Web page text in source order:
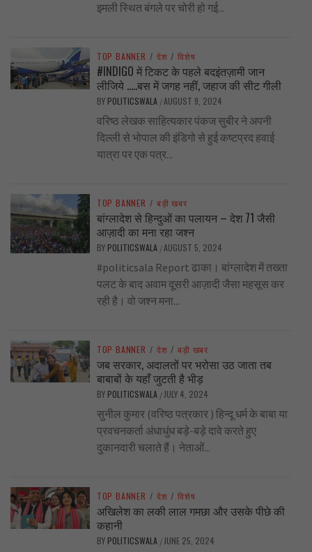
इमली स्थित बंगले पर चोरी हो गई...
TOP BANNER / देश / विशेष
#INDIGO में टिकट के पहले बदइंतज़ामी जान
लीजिये …..बस में जगह नहीं, जहाज की सीट गीली
BY POLITICSWALA /AUGUST 9, 2024
वरिष्ठ लेखक साहित्यकार पंकज सुबीर ने अपनी
दिल्ली से भोपाल की इंडिगो से हुई कष्टप्रद हवाई
यात्रा पर एक पत्र...
TOP BANNER / बड़ी खबर
बांग्लादेश से हिन्दुओं का पलायन – देश 71 जैसी
आज़ादी का मना रहा जश्न
BY POLITICSWALA /AUGUST 5, 2024
#politicsala Report ढाका। बांग्लादेश में तख्ता
पलट के बाद अवाम दूसरी आज़ादी जैसा महसूस कर
रही है। वो जश्न मना...
TOP BANNER / देश / बड़ी खबर
जब सरकार, अदालतों पर भरोसा उठ जाता तब
बाबाबों के यहाँ जुटती है भीड़
BY POLITICSWALA / JULY 4, 2024
सुनील कुमार (वरिष्ठ पत्रकार ) हिन्दू धर्म के बाबा या
प्रवचनकर्ता अंधाधुंध बड़े-बड़े दावे करते हुए
दुकानदारी चलाते हैं। नेताओं...
TOP BANNER / देश / विशेष
अखिलेश का लकी लाल गमछा और उसके पीछे की
कहानी
BY POLITICSWALA / JUNE 25, 2024